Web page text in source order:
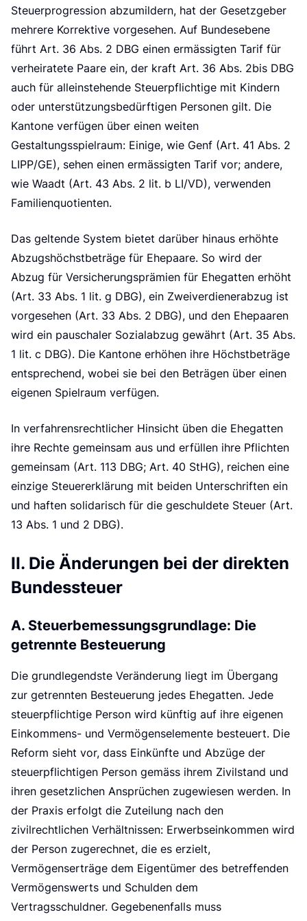
d
Steuerprogression abzumildern, hat der Gesetzgeber
mehrere Korrektive vorgesehen. Auf Bundesebene
führt Art. 36 Abs. 2 DBG einen ermässigten Tarif für
verheiratete Paare ein, der kraft Art. 36 Abs. 2bis DBG
auch für alleinstehende Steuerpflichtige mit Kindern
oder unterstützungsbedürftigen Personen gilt. Die
Kantone verfügen über einen weiten
Gestaltungsspielraum: Einige, wie Genf (Art. 41 Abs. 2
LIPP/GE), sehen einen ermässigten Tarif vor; andere,
wie Waadt (Art. 43 Abs. 2 lit. b LI/VD), verwenden
Familienquotienten.
Das geltende System bietet darüber hinaus erhöhte
Abzugshöchstbeträge für Ehepaare. So wird der
Abzug für Versicherungsprämien für Ehegatten erhöht
(Art. 33 Abs. 1 lit. g DBG), ein Zweiverdienerabzug ist
vorgesehen (Art. 33 Abs. 2 DBG), und den Ehepaaren
wird ein pauschaler Sozialabzug gewährt (Art. 35 Abs.
1 lit. c DBG). Die Kantone erhöhen ihre Höchstbeträge
entsprechend, wobei sie bei den Beträgen über einen
eigenen Spielraum verfügen.
In verfahrensrechtlicher Hinsicht üben die Ehegatten
ihre Rechte gemeinsam aus und erfüllen ihre Pflichten
gemeinsam (Art. 113 DBG; Art. 40 StHG), reichen eine
einzige Steuererklärung mit beiden Unterschriften ein
und haften solidarisch für die geschuldete Steuer (Art.
13 Abs. 1 und 2 DBG).
II. Die Änderungen bei der direkten
Bundessteuer
A. Steuerbemessungsgrundlage: Die
getrennte Besteuerung
Die grundlegendste Veränderung liegt im Übergang
zur getrennten Besteuerung jedes Ehegatten. Jede
steuerpflichtige Person wird künftig auf ihre eigenen
Einkommens- und Vermögenselemente besteuert. Die
Reform sieht vor, dass Einkünfte und Abzüge der
steuerpflichtigen Person gemäss ihrem Zivilstand und
ihren gesetzlichen Ansprüchen zugewiesen werden. In
der Praxis erfolgt die Zuteilung nach den
zivilrechtlichen Verhältnissen: Erwerbseinkommen wird
der Person zugerechnet, die es erzielt,
Vermögenserträge dem Eigentümer des betreffenden
Vermögenswerts und Schulden dem
Vertragsschuldner. Gegebenenfalls muss